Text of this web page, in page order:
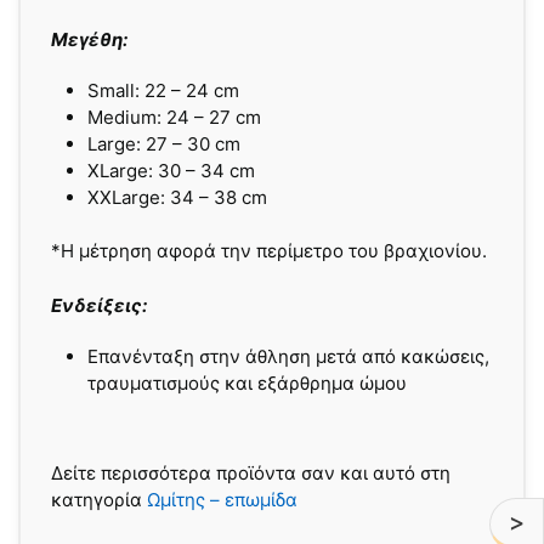
>
Μεγέθη:
Small: 22 – 24 cm
Medium: 24 – 27 cm
Large: 27 – 30 cm
XLarge: 30 – 34 cm
XXLarge: 34 – 38 cm
*Η μέτρηση αφορά την περίμετρο του βραχιονίου.
Ενδείξεις:
Επανένταξη στην άθληση μετά από κακώσεις,
τραυματισμούς και εξάρθρημα ώμου
Δείτε περισσότερα προϊόντα σαν και αυτό στη
κατηγορία Ωμίτης – επωμίδα